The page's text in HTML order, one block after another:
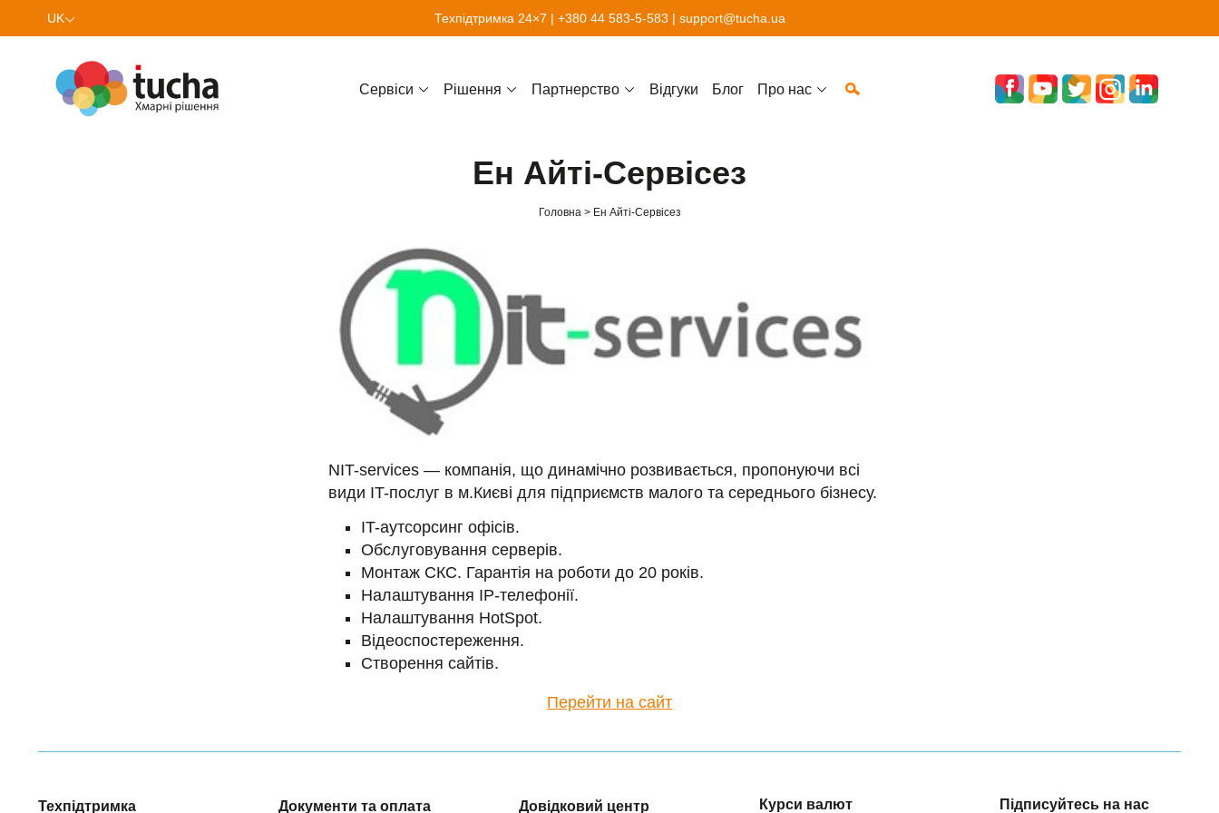
UK Техпідтримка 24×7 | +380 44 583-5-583 | support@tucha.ua
Cервіси Рішення Партнерство Відгуки Блог Про нас
Ен Айті-Сервісез
Головна Ен Айті-Сервісез
NIT-services — компанія, що динамічно розвивається, пропонуючи всі
види IT-послуг в м.Києві для підприємств малого та середнього бізнесу.
IT-аутсорсинг офісів.
Обслуговування серверів.
Монтаж СКС. Гарантія на роботи до 20 років.
Налаштування IP-телефонії.
Налаштування HotSpot.
Відеоспостереження.
Створення сайтів.
Перейти на сайт
Техпідтримка Документи та оплата Довідковий центр Курси валют Підписуйтесь на нас